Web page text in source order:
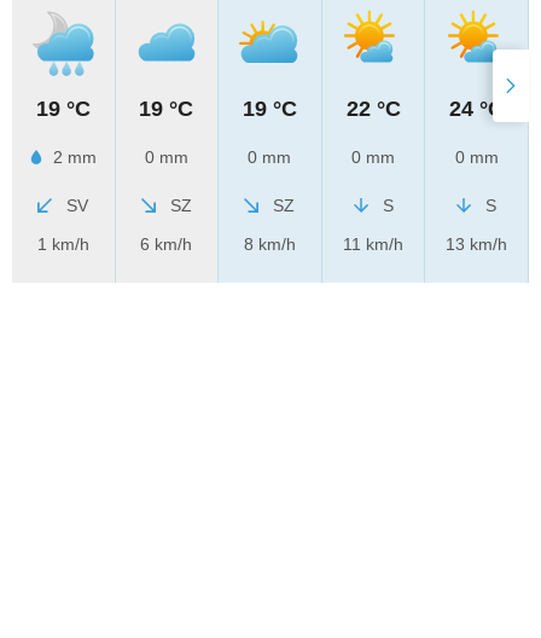
19 °C
2 mm
SV
1 km/h
19 °C
0 mm
SZ
6 km/h
19 °C
0 mm
SZ
8 km/h
22 °C
0 mm
S
11 km/h
24 °C
0 mm
S
13 km/h